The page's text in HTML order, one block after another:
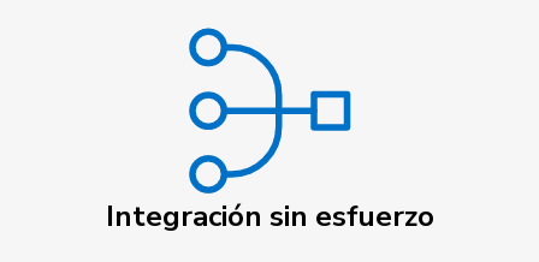
Integración sin esfuerzo